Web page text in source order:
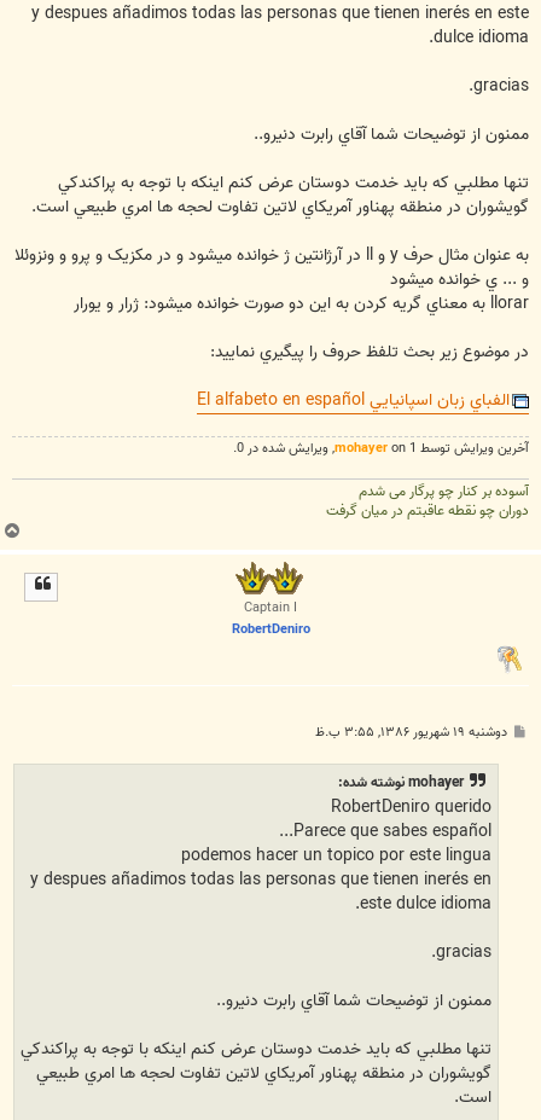
y despues añadimos todas las personas que tienen inerés en este
dulce idioma.
gracias.
ممنون از توضيحات شما آقاي رابرت دنيرو..
تنها مطلبي که بايد خدمت دوستان عرض کنم اينکه با توجه به پراکندکي
گويشوران در منطقه پهناور آمريکاي لاتين تفاوت لحجه ها امري طبيعي است.
به عنوان مثال حرف y و ll در آرژانتين ژ خوانده ميشود و در مکزيک و پرو و ونزوئلا
و ... ي خوانده ميشود
llorar به معناي گريه کردن به اين دو صورت خوانده ميشود: ژرار و يورار
در موضوع زير بحث تلفظ حروف را پيگيري نماييد:
الفباي زبان اسپانيايي El alfabeto en español
آخرین ويرايش توسط 1 on mohayer, ويرايش شده در 0.
آسوده بر کنار چو پرگار می شدم
دوران چو نقطه عاقبتم در میان گرفت
Captain I
RobertDeniro
دوشنبه ۱۹ شهریور ۱۳۸۶, ۳:۵۵ ب.ظ
mohayer نوشته شده:
RobertDeniro querido
Parece que sabes español...
podemos hacer un topico por este lingua
y despues añadimos todas las personas que tienen inerés en
este dulce idioma.
gracias.
ممنون از توضيحات شما آقاي رابرت دنيرو..
تنها مطلبي که بايد خدمت دوستان عرض کنم اينکه با توجه به پراکندکي
گويشوران در منطقه پهناور آمريکاي لاتين تفاوت لحجه ها امري طبيعي
است.